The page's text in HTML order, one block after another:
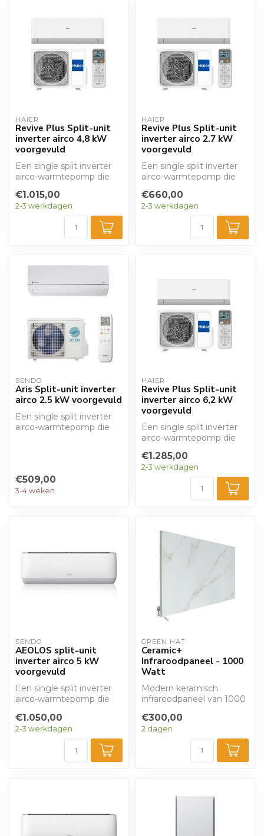
HAIER
Revive Plus Split-unit
inverter airco 4,8 kW
voorgevuld
Een single split inverter
airco-warmtepomp die
koelen. Met een ...
€1.015,00
2-3 werkdagen
HAIER
Revive Plus Split-unit
inverter airco 2.7 kW
voorgevuld
Een single split inverter
airco-warmtepomp die
koelen. Met een ...
€660,00
2-3 werkdagen
SENDO
Aris Split-unit inverter
airco 2.5 kW voorgevuld
Een single split inverter
airco-warmtepomp die
€509,00
3-4 weken
HAIER
Revive Plus Split-unit
inverter airco 6,2 kW
voorgevuld
Een single split inverter
airco-warmtepomp die
koelen. Met een ...
€1.285,00
2-3 werkdagen
SENDO
AEOLOS split-unit
inverter airco 5 kW
voorgevuld
Een single split inverter
airco-warmtepomp die
koelen. Met een ...
€1.050,00
2-3 werkdagen
GREEN HAT
Ceramic+
Infraroodpaneel - 1000
Watt
Modern keramisch
infraroodpaneel van 1000
Van ons 'Green H...
€300,00
2 dagen